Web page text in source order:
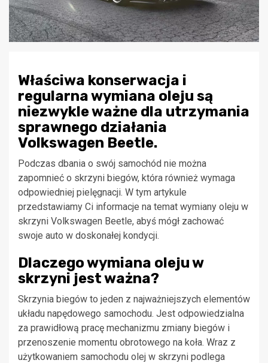
Właściwa konserwacja i
regularna wymiana oleju są
niezwykle ważne dla utrzymania
sprawnego działania
Volkswagen Beetle.
Podczas dbania o swój samochód nie można
zapomnieć o skrzyni biegów, która również wymaga
odpowiedniej pielęgnacji. W tym artykule
przedstawiamy Ci informacje na temat wymiany oleju w
skrzyni Volkswagen Beetle, abyś mógł zachować
swoje auto w doskonałej kondycji.
Dlaczego wymiana oleju w
skrzyni jest ważna?
Skrzynia biegów to jeden z najważniejszych elementów
układu napędowego samochodu. Jest odpowiedzialna
za prawidłową pracę mechanizmu zmiany biegów i
przenoszenie momentu obrotowego na koła. Wraz z
użytkowaniem samochodu olej w skrzyni podlega